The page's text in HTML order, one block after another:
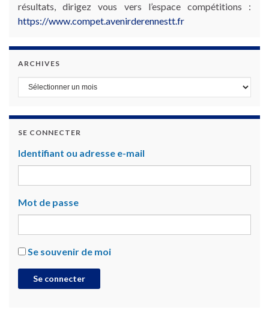
résultats, dirigez vous vers l’espace compétitions :
https://www.compet.avenirderennestt.fr
ARCHIVES
Archives
SE CONNECTER
Identifiant ou adresse e-mail
Mot de passe
Se souvenir de moi
Se connecter